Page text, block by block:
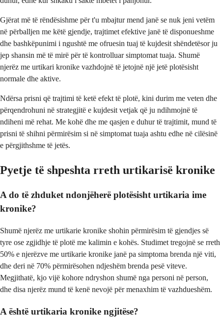
Gjërat më të rëndësishme për t'u mbajtur mend janë se nuk jeni vetëm
në përballjen me këtë gjendje, trajtimet efektive janë të disponueshme
dhe bashkëpunimi i ngushtë me ofruesin tuaj të kujdesit shëndetësor ju
jep shansin më të mirë për të kontrolluar simptomat tuaja. Shumë
njerëz me urtikari kronike vazhdojnë të jetojnë një jetë plotësisht
normale dhe aktive.
Ndërsa prisni që trajtimi të ketë efekt të plotë, kini durim me veten dhe
përqendrohuni në strategjitë e kujdesit vetjak që ju ndihmojnë të
ndiheni më rehat. Me kohë dhe me qasjen e duhur të trajtimit, mund të
prisni të shihni përmirësim si në simptomat tuaja ashtu edhe në cilësinë
e përgjithshme të jetës.
Pyetje të shpeshta rreth urtikarisë kronike
A do të zhduket ndonjëherë plotësisht urtikaria ime
kronike?
Shumë njerëz me urtikarie kronike shohin përmirësim të gjendjes së
tyre ose zgjidhje të plotë me kalimin e kohës. Studimet tregojnë se rreth
50% e njerëzve me urtikarie kronike janë pa simptoma brenda një viti,
dhe deri në 70% përmirësohen ndjeshëm brenda pesë viteve.
Megjithatë, kjo vijë kohore ndryshon shumë nga personi në person,
dhe disa njerëz mund të kenë nevojë për menaxhim të vazhdueshëm.
A është urtikaria kronike ngjitëse?